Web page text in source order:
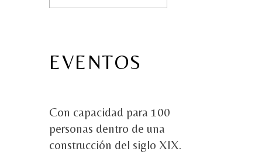
EVENTOS
Con capacidad para 100
personas dentro de una
construcción del siglo XIX.